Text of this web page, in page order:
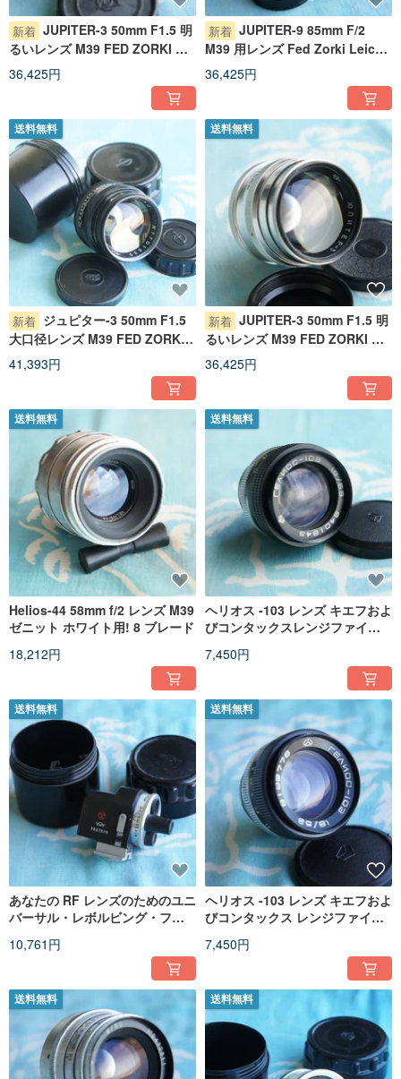
新着 JUPITER-3 50mm F1.5 明
るいレンズ M39 FED ZORKI ラ
イカ スレッドマウント（LTM）
カメラ用
36,425円
新着 JUPITER-9 85mm F/2
M39 用レンズ Fed Zorki Leica
Thread Mount
36,425円
送料無料
新着 ジュピター-3 50mm F1.5
大口径レンズ M39 FED ZORKI
ライカスクリューマウント
(LTM) カメラ用
41,393円
送料無料
新着 JUPITER-3 50mm F1.5 明
るいレンズ M39 FED ZORKI ラ
イカスクリューマウント (LTM)
カメラ用
36,425円
送料無料
Helios-44 58mm f/2 レンズ M39
ゼニット ホワイト用! 8 ブレード
18,212円
送料無料
ヘリオス -103 レンズ キエフおよ
びコンタックスレンジファイン
7,450円
送料無料
あなたの RF レンズのためのユニ
バーサル・レボルビング・ファ
10,761円
送料無料
ヘリオス -103 レンズ キエフおよ
びコンタックス レンジファイン
7,450円
送料無料 送料無料